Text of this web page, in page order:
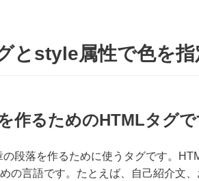
とstyle属性で色を
作るためのHTMLタグ
段落を作るために使うタグです。
の言語です。たとえば、自己紹介文